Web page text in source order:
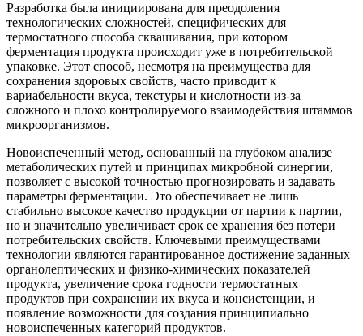
Разработка была инициирована для преодоления
технологических сложностей, специфических для
термостатного способа сквашивания, при котором
ферментация продукта происходит уже в потребительской
упаковке. Этот способ, несмотря на преимущества для
сохранения здоровых свойств, часто приводит к
вариабельности вкуса, текстуры и кислотности из-за
сложного и плохо контролируемого взаимодействия штаммов
микроорганизмов.
Новоиспеченный метод, основанный на глубоком анализе
метаболических путей и принципах микробной синергии,
позволяет с высокой точностью прогнозировать и задавать
параметры ферментации. Это обеспечивает не лишь
стабильно высокое качество продукции от партии к партии,
но и значительно увеличивает срок ее хранения без потери
потребительских свойств. Ключевыми преимуществами
технологии являются гарантированное достижение заданных
органолептических и физико-химических показателей
продукта, увеличение срока годности термостатных
продуктов при сохранении их вкуса и консистенции, и
появление возможности для создания принципиально
новоиспеченных категорий продуктов.